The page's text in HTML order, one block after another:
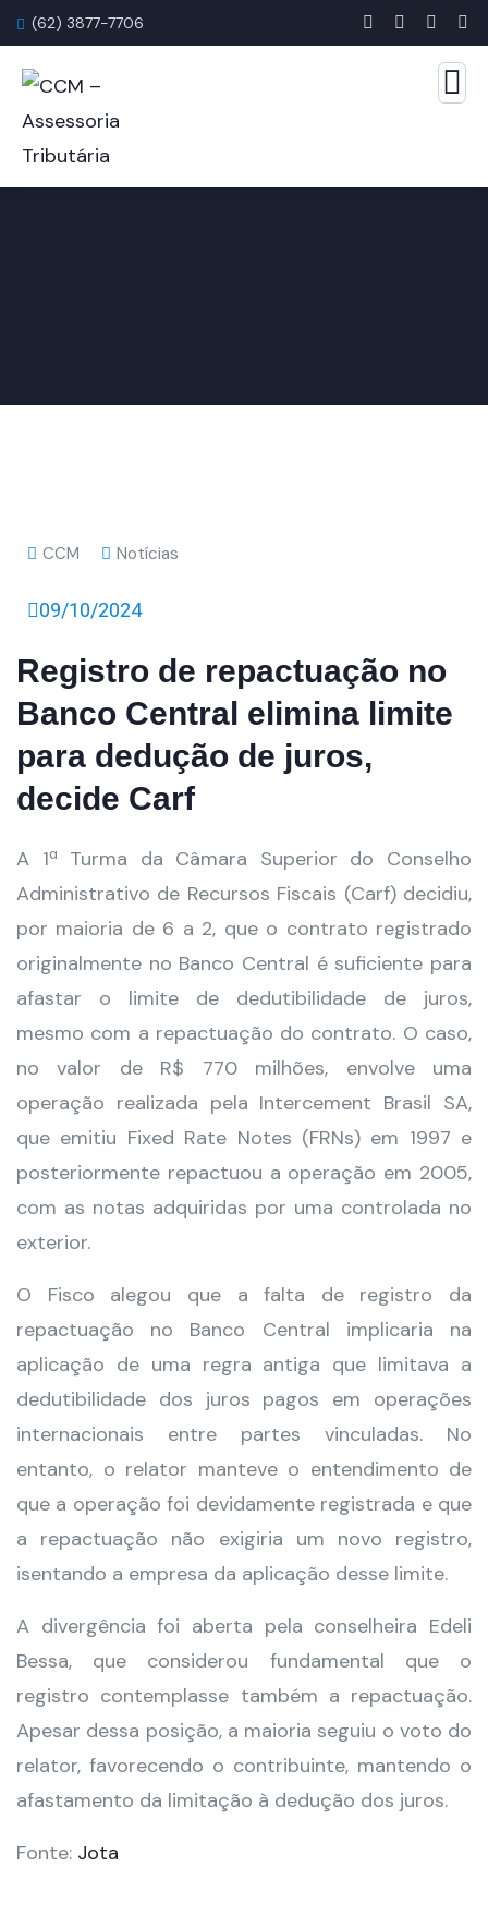
(62) 3877-7706
CCM Notícias
09/10/2024
Registro de repactuação no
Banco Central elimina limite
para dedução de juros,
decide Carf
A 1ª Turma da Câmara Superior do Conselho
Administrativo de Recursos Fiscais (Carf) decidiu,
por maioria de 6 a 2, que o contrato registrado
originalmente no Banco Central é suficiente para
afastar o limite de dedutibilidade de juros,
mesmo com a repactuação do contrato. O caso,
no valor de R$ 770 milhões, envolve uma
operação realizada pela Intercement Brasil SA,
que emitiu Fixed Rate Notes (FRNs) em 1997 e
posteriormente repactuou a operação em 2005,
com as notas adquiridas por uma controlada no
exterior.
O Fisco alegou que a falta de registro da
repactuação no Banco Central implicaria na
aplicação de uma regra antiga que limitava a
dedutibilidade dos juros pagos em operações
internacionais entre partes vinculadas. No
entanto, o relator manteve o entendimento de
que a operação foi devidamente registrada e que
a repactuação não exigiria um novo registro,
isentando a empresa da aplicação desse limite.
A divergência foi aberta pela conselheira Edeli
Bessa, que considerou fundamental que o
registro contemplasse também a repactuação.
Apesar dessa posição, a maioria seguiu o voto do
relator, favorecendo o contribuinte, mantendo o
afastamento da limitação à dedução dos juros.
Fonte: Jota